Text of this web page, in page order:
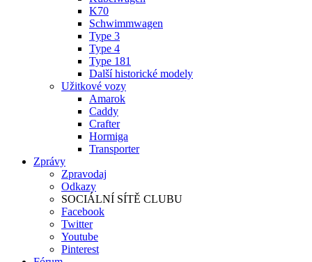
K70
Schwimmwagen
Type 3
Type 4
Type 181
Další historické modely
Užitkové vozy
Amarok
Caddy
Crafter
Hormiga
Transporter
Zprávy
Zpravodaj
Odkazy
SOCIÁLNÍ SÍTĚ CLUBU
Facebook
Twitter
Youtube
Pinterest